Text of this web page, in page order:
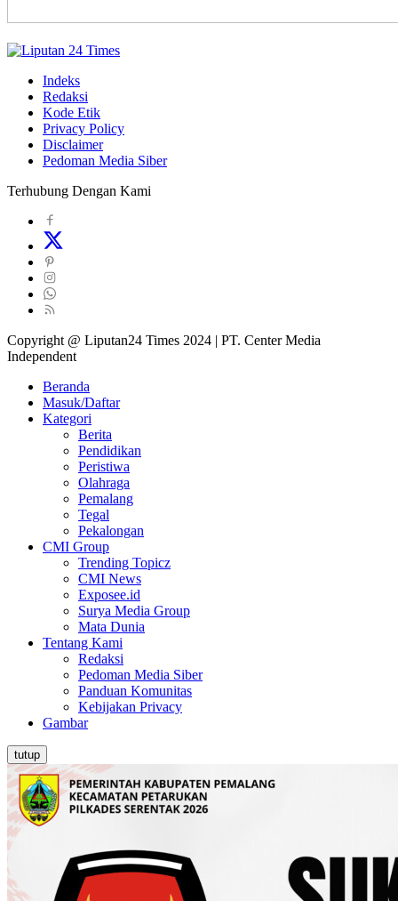
Indeks
Redaksi
Kode Etik
Privacy Policy
Disclaimer
Pedoman Media Siber
Terhubung Dengan Kami
Copyright @ Liputan24 Times 2024 | PT. Center Media
Independent
Beranda
Masuk/Daftar
Kategori
Berita
Pendidikan
Peristiwa
Olahraga
Pemalang
Tegal
Pekalongan
CMI Group
Trending Topicz
CMI News
Exposee.id
Surya Media Group
Mata Dunia
Tentang Kami
Redaksi
Pedoman Media Siber
Panduan Komunitas
Kebijakan Privacy
Gambar
tutup